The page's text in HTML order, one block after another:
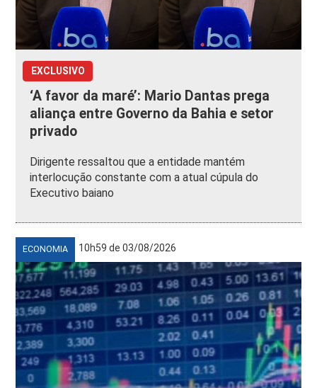
EXCLUSIVO
‘A favor da maré’: Mario Dantas prega
aliança entre Governo da Bahia e setor
privado
Dirigente ressaltou que a entidade mantém
interlocução constante com a atual cúpula do
Executivo baiano
ECONOMIA 10h59 de 03/08/2026